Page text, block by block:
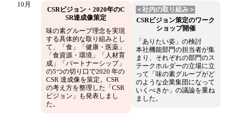
10月
CSRビジョン・2020年のC
SR達成像策定
味の素グループ理念を実現
する具体的な取り組みとし
て、「食」「健康・医薬」
「食資源・環境」「人材育
成」「パートナーシップ」
の5つの切り口で2020 年の
CSR 達成像を策定。CSR
の考え方を整理した「CSR
ビジョン」も発表しまし
た。
＜社内の取り組み＞
CSRビジョン策定のワーク
ショップ開催
「ありたい姿」の検討
本社機能部門の担当者が集
まり、それぞれの部門のス
テークホルダーの立場に立
って「味の素グループがど
のような企業集団になって
いくべきか」の議論を重ね
ました。